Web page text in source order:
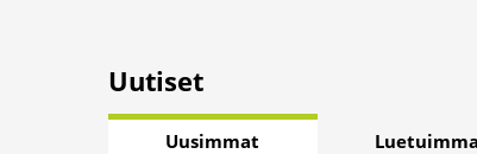
Uutiset
Uusimmat